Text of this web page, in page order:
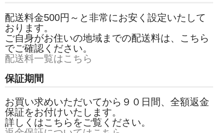
配送料金500円～と非常にお安く設定いたして
おります。
ご自身がお住いの地域までの配送料は、こちら
でご確認ください。
配送料一覧はこちら
保証期間
お買い求めいただいてから９０日間、全額返金
保証をお付けいたします。
詳しくはこちらをご覧ください。